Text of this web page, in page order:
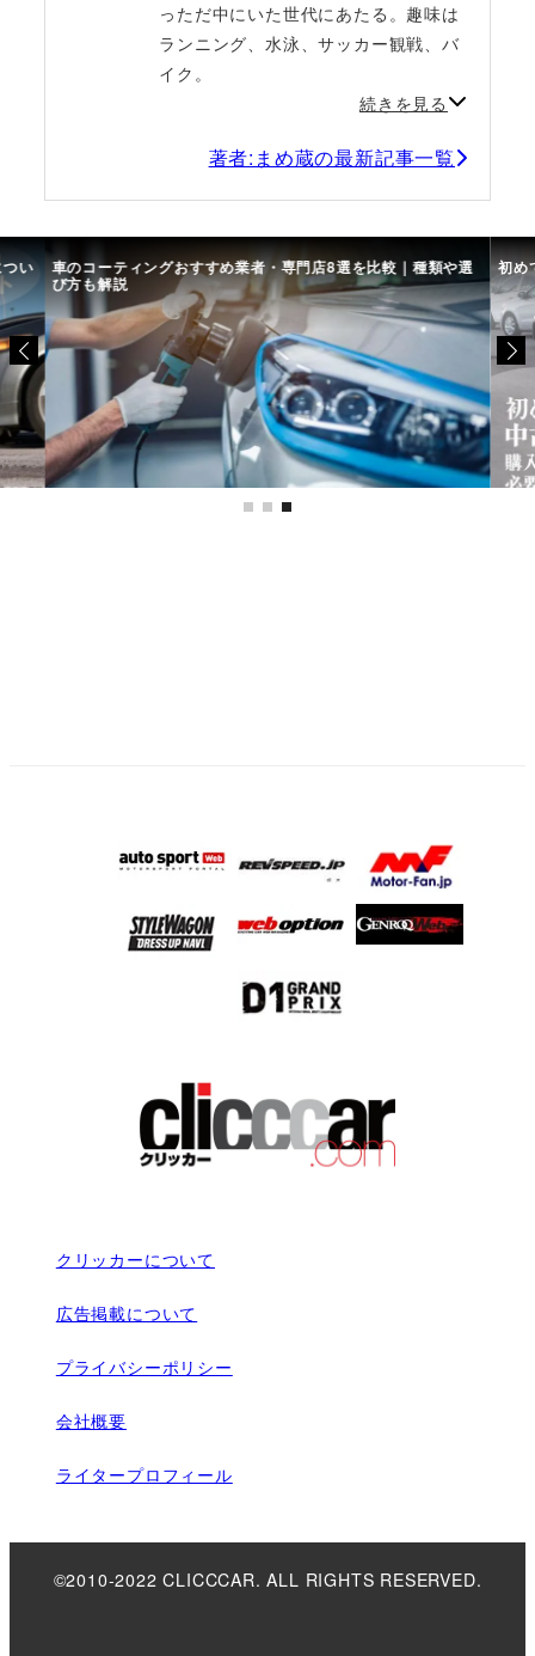
っただ中にいた世代にあたる。趣味は
ランニング、水泳、サッカー観戦、バ
イク。
続きを見る
著者:まめ蔵の最新記事一覧
い 車のコーティングおすすめ業者・専門店8選を比較｜種類や選
び方も解説
初め
クリッカーについて
広告掲載について
プライバシーポリシー
会社概要
ライタープロフィール
©2010-2022 CLICCCAR. ALL RIGHTS RESERVED.